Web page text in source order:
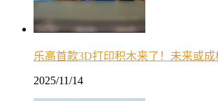
乐高首款3D打印积木来了！未来或成
2025/11/14